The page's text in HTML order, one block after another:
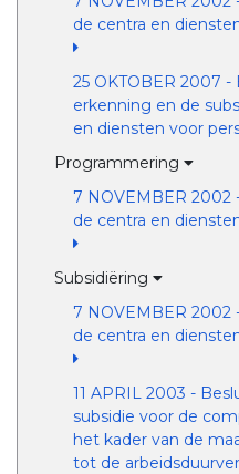
de centra en
25 OKTOBER 2007
erkenning en de
en diensten voor
Programmering
7 NOVEMBER
de centra en
Subsidiëring
7 NOVEMBER
de centra en
11 APRIL 2003 -
subsidie voor de
het kader van de
tot de